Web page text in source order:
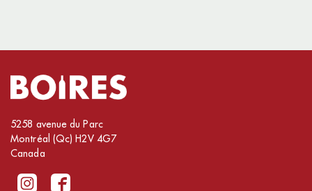
5258 avenue du Parc
Montréal (Qc) H2V 4G7
Canada